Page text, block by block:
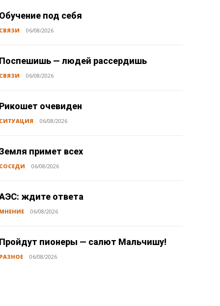
под себя
06/08/2026
— людей рассердишь
06/08/2026
очевиден
06/08/2026
примет всех
06/08/2026
ждите ответа
06/08/2026
пионеры — салют Мальчишу!
06/08/2026